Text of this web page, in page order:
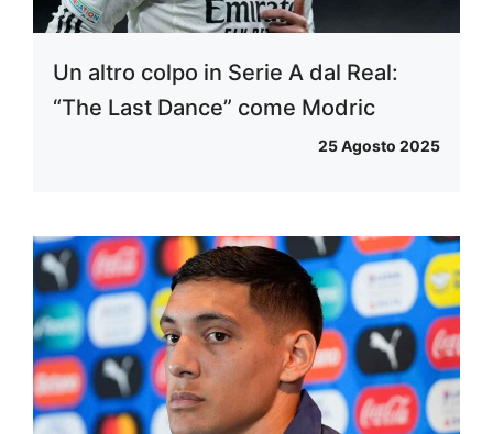
Un altro colpo in Serie A dal Real:
“The Last Dance” come Modric
25 Agosto 2025